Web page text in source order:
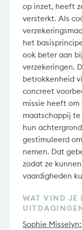
op inzet, heeft
versterkt. Als
het
ook beter aan
verzekeringen.
betrokkenheid
concreet
missie heeft
maatschappij
hun
gestimuleerd
nemen. Dat
zodat ze
vaardigheden
WAT VIND JE
Sophie Misselyn: